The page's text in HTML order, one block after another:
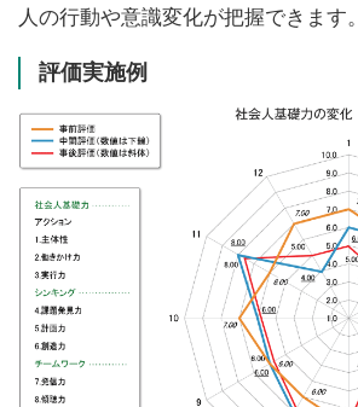
人の行動や意識変化が把握できます。
評価実施例